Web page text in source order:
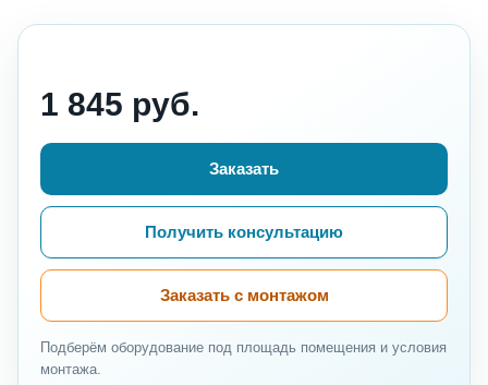
1 845 руб.
Заказать
Получить консультацию
Заказать с монтажом
Подберём оборудование под площадь помещения и условия
монтажа.